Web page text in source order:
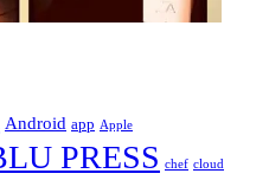
Android app Apple
PRESS chef cloud